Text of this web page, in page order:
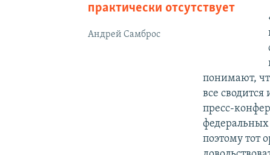
практически отсутствует
Андрей Самброс
понимают,
все
пресс-
поэтому тот